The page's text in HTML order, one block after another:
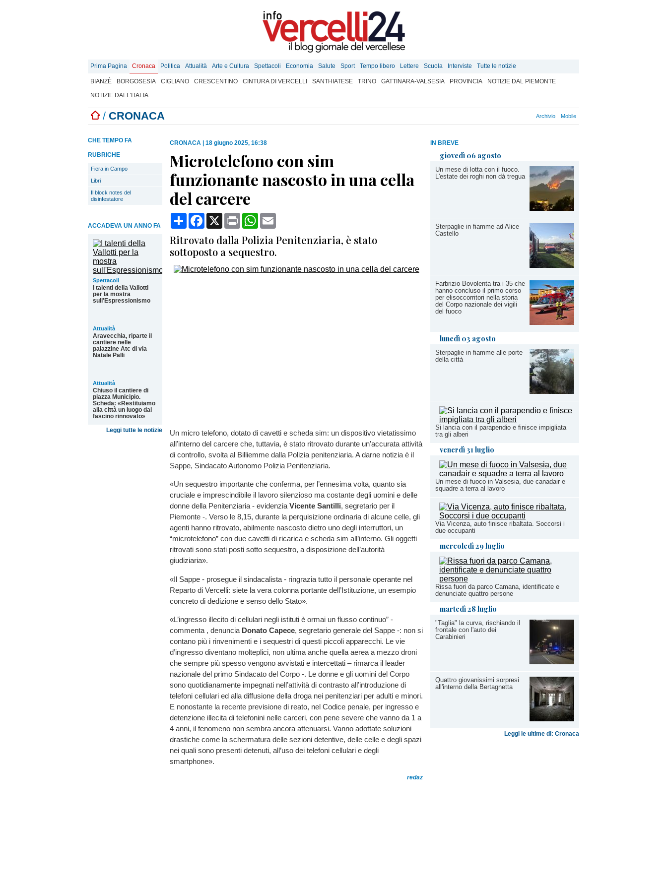
Prima Pagina Cronaca Politica Attualità Arte e Cultura Spettacoli Economia Salute Sport Tempo libero Lettere Scuola Interviste Tutte le notizie
BIANZÈ BORGOSESIA CIGLIANO CRESCENTINO CINTURA DI VERCELLI SANTHIATESE TRINO GATTINARA-VALSESIA PROVINCIA
NOTIZIE DAL PIEMONTE
NOTIZIE DALL'ITALIA
/ CRONACA Archivio Mobile
IN BREVE
giovedì 06 agosto
Un mese di lotta con il fuoco.
L'estate dei roghi non dà tregua
Sterpaglie in fiamme ad Alice
Castello
Farbrizio Bovolenta tra i 35 che
hanno concluso il primo corso
per elisoccorritori nella storia
del Corpo nazionale dei vigili
del fuoco
lunedì 03 agosto
Sterpaglie in fiamme alle porte
della città
Si lancia con il parapendio e finisce impigliata
tra gli alberi
venerdì 31 luglio
Un mese di fuoco in Valsesia, due canadair e
squadre a terra al lavoro
Via Vicenza, auto finisce ribaltata. Soccorsi i
due occupanti
mercoledì 29 luglio
Rissa fuori da parco Camana, identificate e
denunciate quattro persone
martedì 28 luglio
"Taglia" la curva, rischiando il
frontale con l'auto dei
Carabinieri
Quattro giovanissimi sorpresi
all'interno della Bertagnetta
Leggi le ultime di: Cronaca
CHE TEMPO FA
RUBRICHE
Fiera in Campo
Libri
Il block notes del
disinfestatore
ACCADEVA UN ANNO FA
Spettacoli
I talenti della Vallotti
per la mostra
sull'Espressionismo
Attualità
Aravecchia, riparte il
cantiere nelle
palazzine Atc di via
Natale Palli
Attualità
Chiuso il cantiere di
piazza Municipio.
Scheda: «Restituiamo
alla città un luogo dal
fascino rinnovato»
Leggi tutte le notizie
CRONACA 18 giugno 2025, 16:38
Microtelefono con sim
funzionante nascosto in una cella
del carcere
CondividiFacebook
X Print WhatsApp
Ritrovato dalla Polizia Penitenziaria, è stato
sottoposto a sequestro.
Un micro telefono, dotato di cavetti e scheda sim: un dispositivo vietatissimo
all'interno del carcere che, tuttavia, è stato ritrovato durante un’accurata attività
di controllo, svolta al Billiemme dalla Polizia penitenziaria. A darne notizia è il
Sappe, Sindacato Autonomo Polizia Penitenziaria.
«Un sequestro importante che conferma, per l’ennesima volta, quanto sia
cruciale e imprescindibile il lavoro silenzioso ma costante degli uomini e delle
donne della Penitenziaria - evidenzia Vicente Santilli, segretario per il
Piemonte -. Verso le 8,15, durante la perquisizione ordinaria di alcune celle, gli
agenti hanno ritrovato, abilmente nascosto dietro uno degli interruttori, un
“microtelefono” con due cavetti di ricarica e scheda sim all’interno. Gli oggetti
ritrovati sono stati posti sotto sequestro, a disposizione dell’autorità
giudiziaria».
«Il Sappe - prosegue il sindacalista - ringrazia tutto il personale operante nel
Reparto di Vercelli: siete la vera colonna portante dell’Istituzione, un esempio
concreto di dedizione e senso dello Stato».
«L’ingresso illecito di cellulari negli istituti è ormai un flusso continuo” -
commenta , denuncia Donato Capece, segretario generale del Sappe -: non si
contano più i rinvenimenti e i sequestri di questi piccoli apparecchi. Le vie
d’ingresso diventano molteplici, non ultima anche quella aerea a mezzo droni
che sempre più spesso vengono avvistati e intercettati – rimarca il leader
nazionale del primo Sindacato del Corpo -. Le donne e gli uomini del Corpo
sono quotidianamente impegnati nell’attività di contrasto all’introduzione di
telefoni cellulari ed alla diffusione della droga nei penitenziari per adulti e minori.
E nonostante la recente previsione di reato, nel Codice penale, per ingresso e
detenzione illecita di telefonini nelle carceri, con pene severe che vanno da 1 a
4 anni, il fenomeno non sembra ancora attenuarsi. Vanno adottate soluzioni
drastiche come la schermatura delle sezioni detentive, delle celle e degli spazi
nei quali sono presenti detenuti, all’uso dei telefoni cellulari e degli
smartphone».
redaz